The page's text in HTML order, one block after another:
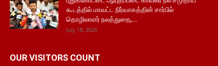
கூடத்தில் மாவட்ட நிர்வாகத்தின் சார்பில்
தொழிலாளர் நலத்துறை,...
July 18, 2026
OUR VISITORS COUNT